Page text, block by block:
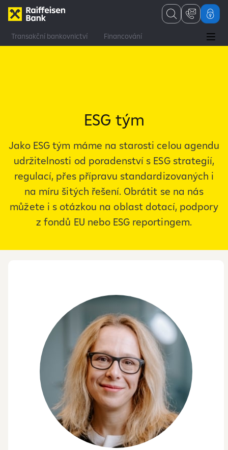
Transakční bankovnictví
Financování
ESG tým
Jako ESG tým máme na starosti celou agendu
udržitelnosti od poradenství s ESG strategií,
regulací, přes přípravu standardizovaných i
na míru šitých řešení. Obrátit se na nás
můžete i s otázkou na oblast dotací, podpory
z fondů EU nebo ESG reportingem.